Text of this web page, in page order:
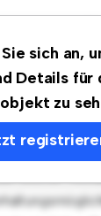
sich an,
Details für
zu
urbanen
3
eignet sich
ist mit
erstklassigen
besten